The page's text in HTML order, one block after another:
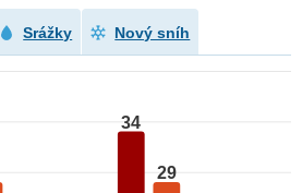
Srážky Nový sníh
34
29